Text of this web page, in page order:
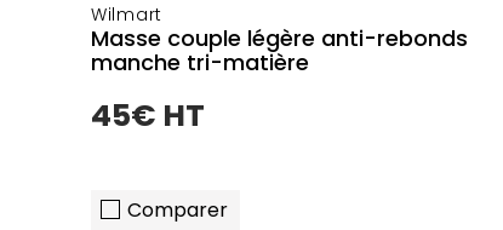
Wilmart
Masse couple légère anti-rebonds
manche tri-matière
45€ HT
Comparer